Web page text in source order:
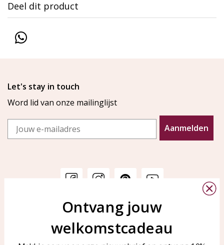
Deel dit product
Let's stay in touch
Word lid van onze mailinglijst
Email
Aanmelden
Veelgestelde vragen
Sieraden onderhouden
KAYA Sieraden
Bellen of WhatsApp Ma-Vr
tussen 09:00-17:00
Ontvang jouw
welkomstcadeau